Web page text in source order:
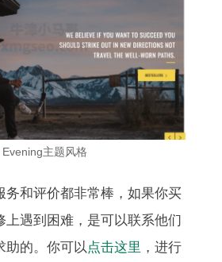
Evening主题风格
务和评价都非常棒，如果你买
上遇到困难，是可以联系他们
助的。你可以点击这里 ，进行